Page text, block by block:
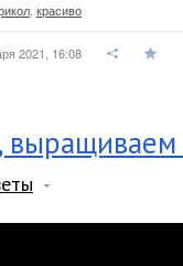
красиво
2021, 16:08
выращиваем